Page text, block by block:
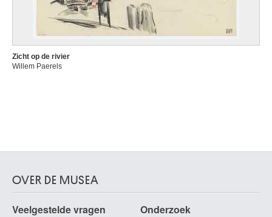
Zicht op de rivier
Willem Paerels
OVER DE MUSEA
Veelgestelde vragen
Onderzoek